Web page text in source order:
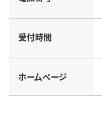
受付時間
ホームページ